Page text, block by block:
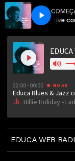
Educa
BillieEduca
EDUCA WEB